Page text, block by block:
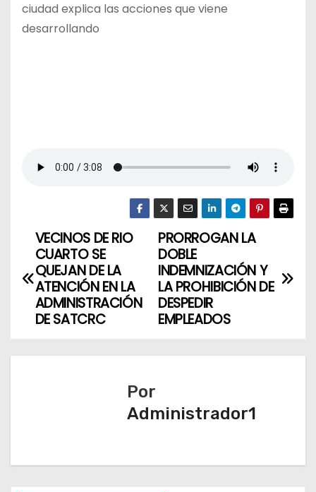
ciudad explica las acciones que viene
desarrollando
N
a
g
PRORROGAN LA
DOBLE
INDEMNIZACIÓN Y
LA PROHIBICIÓN DE
DESPEDIR
EMPLEADOS
VECINOS DE RIO
CUARTO SE
QUEJAN DE LA
ATENCIÓN EN LA
ADMINISTRACIÓN
DE SATCRC
Por
Administrador1